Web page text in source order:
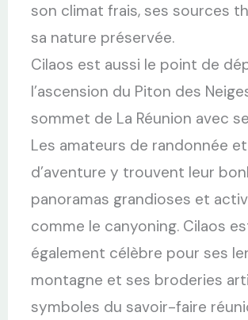
son climat frais, ses sources
sa nature préservée.
Cilaos est aussi le point de
l’ascension du Piton des
sommet de La Réunion avec
Les amateurs de randonnée et
d’aventure y trouvent leur
panoramas grandioses et
comme le canyoning. Cilaos
également célèbre pour ses
montagne et ses broderies
symboles du savoir-faire